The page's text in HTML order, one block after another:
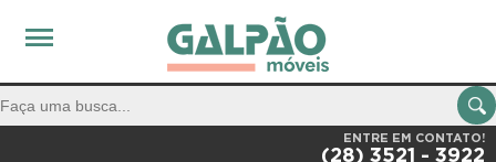
ENTRE EM CONTATO!
(28) 3521 - 3922